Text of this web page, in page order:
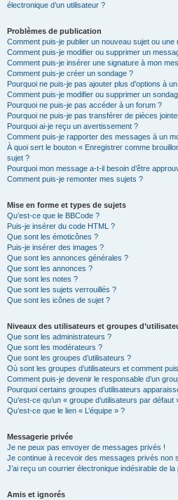
électronique d’un utilisateur ?
Problèmes de publication
Comment puis-je publier un nouveau sujet ou une
Comment puis-je modifier ou supprimer un
Comment puis-je insérer une signature à mon
Comment puis-je créer un sondage ?
Pourquoi ne puis-je pas ajouter plus d’options à
Comment puis-je modifier ou supprimer un
Pourquoi ne puis-je pas accéder à un forum ?
Pourquoi ne puis-je pas transférer de pièces
Pourquoi ai-je reçu un avertissement ?
Comment puis-je rapporter des messages à un
À quoi sert le bouton « Enregistrer comme
sujet ?
Pourquoi mon message a-t-il besoin d’être
Comment puis-je remonter mes sujets ?
Mise en forme et types de sujets
Qu’est-ce que le BBCode ?
Puis-je insérer du code HTML ?
Que sont les émoticônes ?
Puis-je insérer des images ?
Que sont les annonces générales ?
Que sont les annonces ?
Que sont les notes ?
Que sont les sujets verrouillés ?
Que sont les icônes de sujet ?
Niveaux des utilisateurs et groupes
Que sont les administrateurs ?
Que sont les modérateurs ?
Que sont les groupes d’utilisateurs ?
Où sont les groupes d’utilisateurs et comment
Comment puis-je devenir le responsable d’un
Pourquoi certains groupes d’utilisateurs
Qu’est-ce qu’un « groupe d’utilisateurs par défaut
Qu’est-ce que le lien « L’équipe » ?
Messagerie privée
Je ne peux pas envoyer de messages privés !
Je continue à recevoir des messages privés non
J’ai reçu un courrier électronique indésirable de
Amis et ignorés